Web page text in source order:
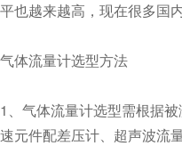
也越来越高，现在很多国
体流量计选型方法
、气体流量计选型需根据被
元件配差压计、超声波流